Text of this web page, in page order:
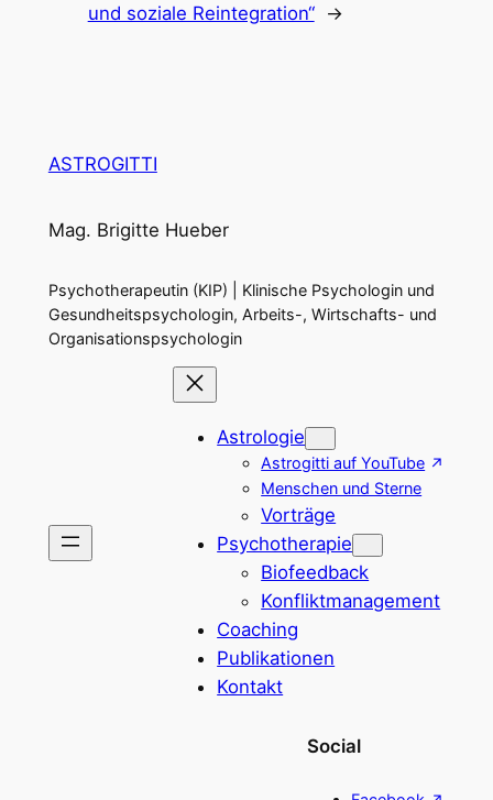
und soziale Reintegration“
→
ASTROGITTI
Mag. Brigitte Hueber
Psychotherapeutin (KIP) | Klinische Psychologin und
Gesundheitspsychologin, Arbeits-, Wirtschafts- und
Organisationspsychologin
Astrologie
Astrogitti auf YouTube
Menschen und Sterne
Vorträge
Psychotherapie
Biofeedback
Konfliktmanagement
Coaching
Publikationen
Kontakt
Social